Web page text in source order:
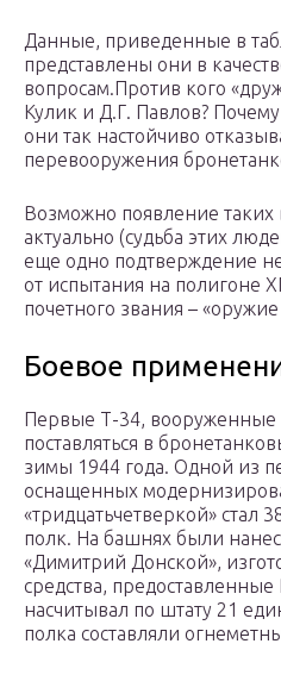
Данные, приведенные в
представлены они в
вопросам.Против кого
Кулик и Д.Г. Павлов?
они так настойчиво
перевооружения
Возможно появление таких
актуально (судьба этих
еще одно подтверждение
от испытания на полигоне
почетного звания –
Боевое
Первые Т-34, вооруженные
поставляться в
зимы 1944 года. Одной из
оснащенных
«тридцатьчетверкой» стал
полк. На башнях были
«Димитрий Донской»,
средства,
насчитывал по штату 21
полка составляли